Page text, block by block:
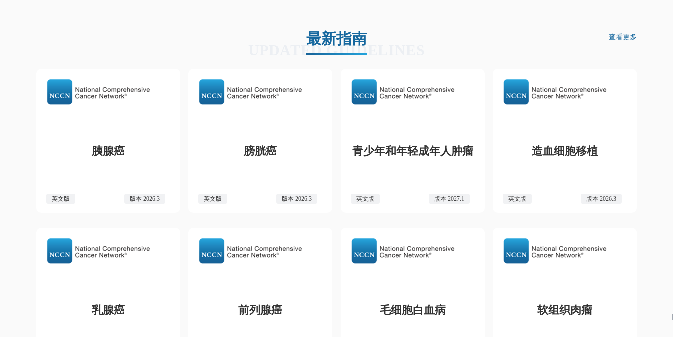
UPDATED GUIDELINES
最新指南 查看更多
胰腺癌
英文版 版本 2026.3
膀胱癌
英文版 版本 2026.3
青少年和年轻成年人肿瘤
英文版 版本 2027.1
造血细胞移植
英文版 版本 2026.3
乳腺癌 前列腺癌 毛细胞白血病 软组织肉瘤